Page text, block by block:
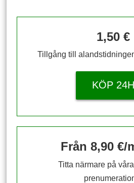
1,50 €
Tillgång till
KÖP 24H
Från 8,90 €/
Titta närmare på